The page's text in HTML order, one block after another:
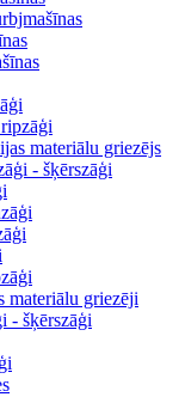
materiālu griezējs
- šķērszāģi
materiālu griezēji
- šķērszāģi